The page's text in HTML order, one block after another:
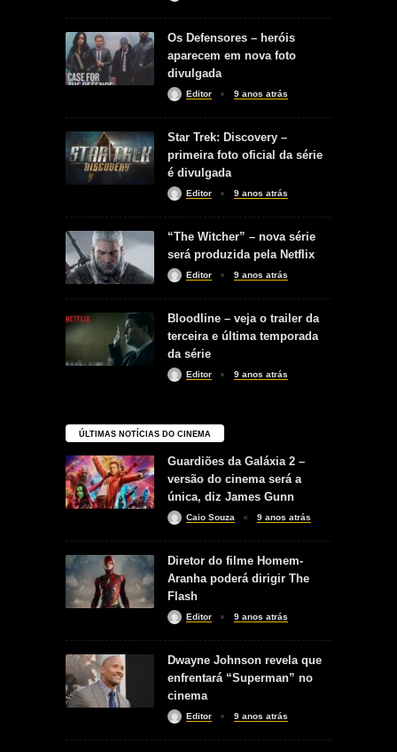
Os Defensores – heróis
aparecem em nova foto
divulgada
Editor 9 anos atrás
Star Trek: Discovery –
primeira foto oficial da série
é divulgada
Editor 9 anos atrás
“The Witcher” – nova série
será produzida pela Netflix
Editor 9 anos atrás
Bloodline – veja o trailer da
terceira e última temporada
da série
Editor 9 anos atrás
ÚLTIMAS NOTÍCIAS DO CINEMA
Guardiões da Galáxia 2 –
versão do cinema será a
única, diz James Gunn
Caio Souza 9 anos atrás
Diretor do filme Homem-
Aranha poderá dirigir The
Flash
Editor 9 anos atrás
Dwayne Johnson revela que
enfrentará “Superman” no
cinema
Editor 9 anos atrás